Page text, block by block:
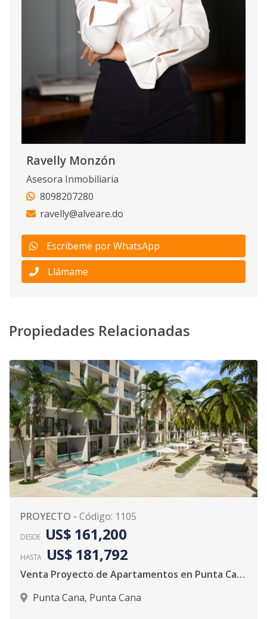
Ravelly Monzón
Asesora Inmobiliaria
8098207280
ravelly@alveare.do
Escribeme por WhatsApp
Llámame
Propiedades Relacionadas
PROYECTO - Código: 1105
DESDE US$ 161,200
HASTA US$ 181,792
Venta Proyecto de Apartamentos en Punta Cana
Punta Cana, Punta Cana